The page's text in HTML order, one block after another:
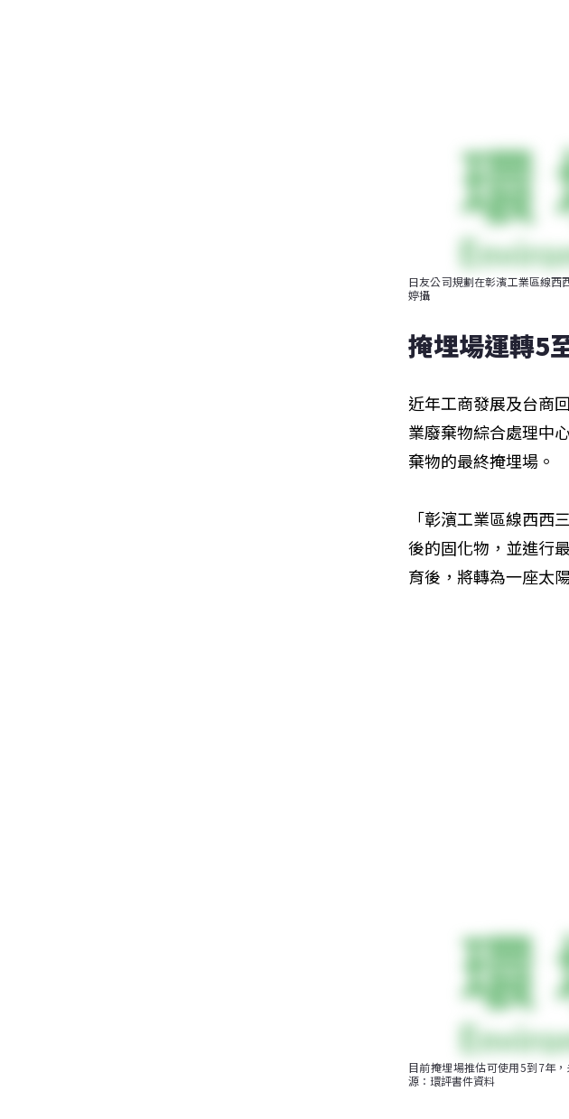
日友公司規劃在彰濱工業區線西
婷攝
掩埋場運轉5
近年工商發展及台商
業廢棄物綜合處理中
棄物的最終掩埋場。
「彰濱工業區線西
後的固化物，並進行
育後，將轉為一座太
目前掩埋場推估可使用5到7年
源：環評書件資料